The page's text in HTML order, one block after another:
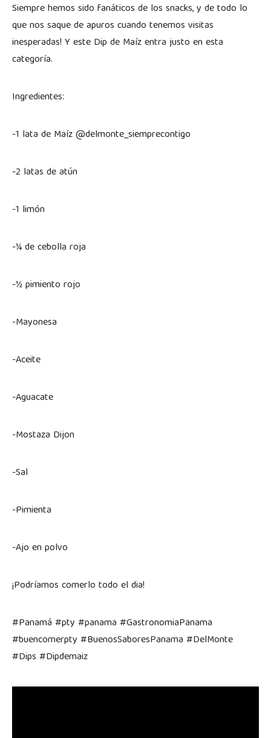
Siempre hemos sido fanáticos de los snacks, y de todo lo
que nos saque de apuros cuando tenemos visitas
inesperadas! Y este Dip de Maíz entra justo en esta
categoría.
Ingredientes:
-1 lata de Maíz @delmonte_siemprecontigo
-2 latas de atún
-1 limón
-¼ de cebolla roja
-½ pimiento rojo
-Mayonesa
-Aceite
-Aguacate
-Mostaza Dijon
-Sal
-Pimienta
-Ajo en polvo
¡Podríamos comerlo todo el dia!
#Panamá #pty #panama #GastronomiaPanama
#buencomerpty #BuenosSaboresPanama #DelMonte
#Dips #Dipdemaiz